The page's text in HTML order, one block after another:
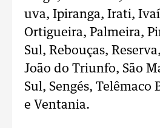
uva, Ipiranga, Irati,
Ortigueira, Palmeira,
Sul, Rebouças,
João do Triunfo, São
Sul, Sengés, Telêmaco
e Ventania.